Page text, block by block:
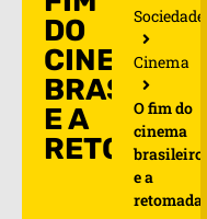
DO
CINEMA
BRASILEIRO
E A
RETOMADA
Sociedade
Cinema
O fim do
cinema
brasileiro
e a
retomada